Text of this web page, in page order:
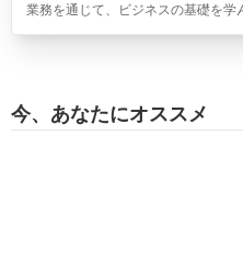
業務を通じて、ビジネスの基礎を学
今、あなたにオススメ